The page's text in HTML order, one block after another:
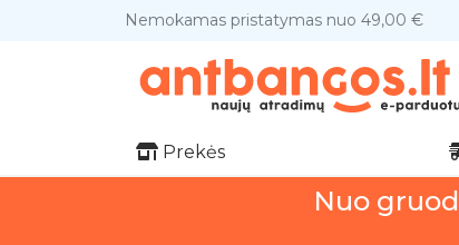
Nemokamas pristatymas nuo 49,00 €
Prekės
Nuo